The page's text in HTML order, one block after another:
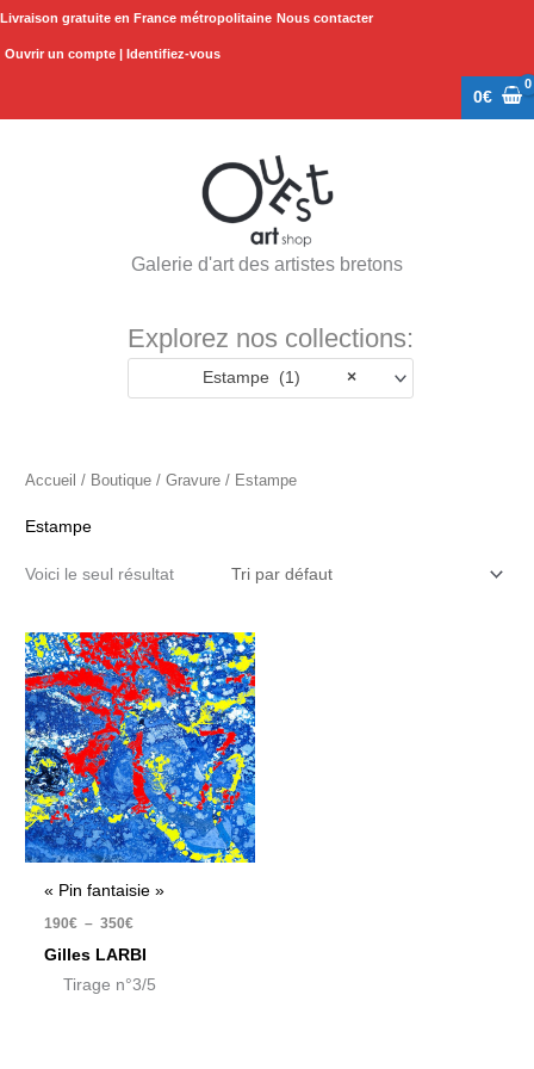
Aller
Livraison gratuite en France métropolitaine Nous contacter
Ouvrir un compte | Identifiez-vous
0€
Galerie d'art des artistes bretons
Explorez nos collections:
×
Estampe (1)
Accueil / Boutique /Gravure / Estampe
Estampe
Voici le seul résultat
« Pin fantaisie »
190€ – 350€
Plage
de
prix :
190€
à
350€
Gilles LARBI
Tirage n°3/5